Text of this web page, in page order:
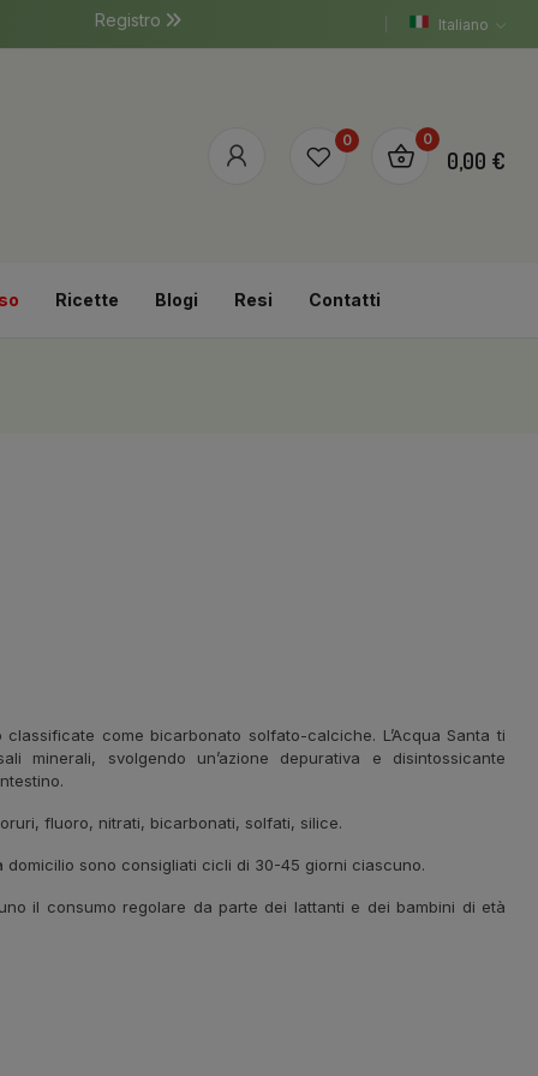
Italiano
Registro
0 0
0,00 €
Ricette Blogi Resi Contatti
come bicarbonato solfato-calciche. L’Acqua Santa ti
svolgendo un’azione depurativa e disintossicante
fluoro, nitrati, bicarbonati, solfati, silice.
sono consigliati cicli di 30-45 giorni ciascuno.
il consumo regolare da parte dei lattanti e dei bambini di età